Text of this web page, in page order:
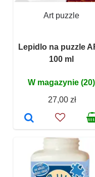
Art puzzle
Lepidlo na puzzle
100 ml
W magazynie (20)
27,00 zł